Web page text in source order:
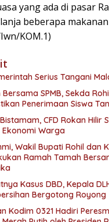
yang ada di pasar
beberapa
KOM.1)
Serius Tangani
SPMB, Sekda
Penerimaan Siswa
CFD Rokan Hilir
Ekonomi Warga
Wakil Bupati Rohil dan
Ramah Tamah
Kasus DBD, Kepala
Bergotong Royong
Kodim 0321 Hadiri